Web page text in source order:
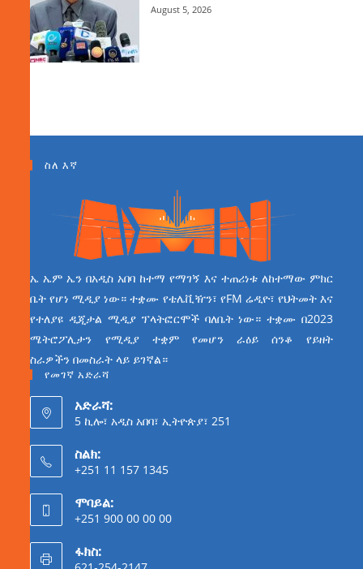
August 5, 2026
ስለ እኛ
ኤ ኤም ኤን በአዲስ አበባ ከተማ የማገኝ እና ተጠሪነቱ ለከተማው ምክር
ቤት የሆነ ሚዲያ ነው። ተቋሙ የቴሌቪዥን፣ የFM ሬዲዮ፣ የህትመት እና
የተለያዩ ዲጂታል ሚዲያ ፕላትፎርሞች ባለቤት ነው። ተቋሙ በ2023
ሜትሮፖሊታን የሚዲያ ተቋም የመሆን ራዕይ ሰንቆ የይዘት
ስራዎችን በመስራት ላይ ይገኛል።
የመገኛ አድራሻ
አድራሻ:
5 ኪሎ፣ አዲስ አበባ፣ ኢትዮጵያ፣ 251
ስልክ:
+251 11 157 1345
ሞባይል:
+251 900 00 00 00
ፋክስ: